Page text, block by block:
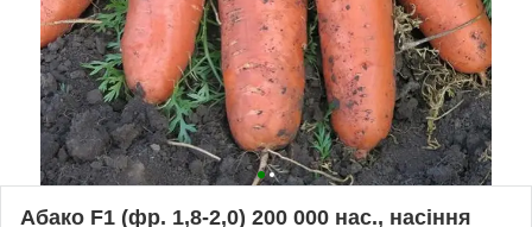
Абако F1 (фр. 1,8-2,0) 200 000 нас., насіння